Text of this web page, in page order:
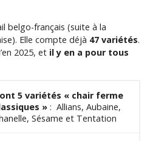
belgo-français (suite à la
Elle compte déjà 47 variétés.
2025, et il y en a pour tous
5 variétés « chair ferme
»: Allians, Aubaine,
Sésame et Tentation